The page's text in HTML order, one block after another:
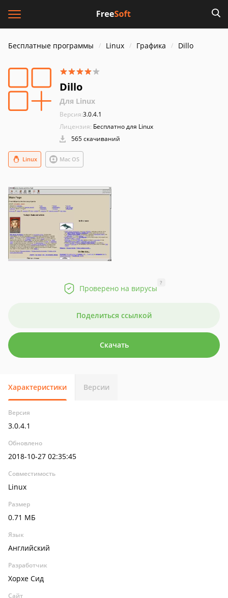
Бесплатные программы Linux Графика Dillo
Dillo
Для Linux
Версия:3.0.4.1
Лицензия: Бесплатно для Linux
565 скачиваний
Linux Mac OS
Проверено на вирусы
?
Поделиться ссылкой
Скачать
Характеристики Версии
Версия
3.0.4.1
Обновлено
2018-10-27 02:35:45
Совместимость
Linux
Размер
0.71 МБ
Язык
Английский
Разработчик
Хорхе Сид
Сайт